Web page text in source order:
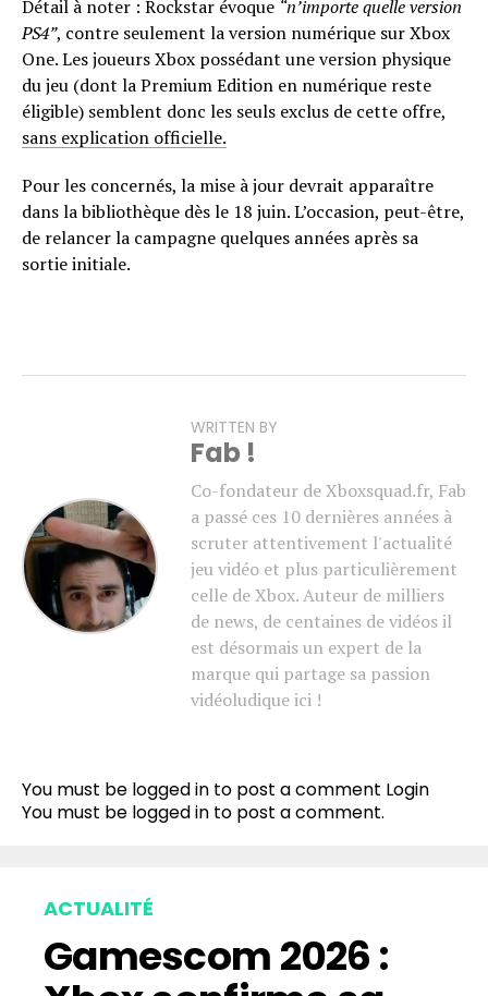
Détail à noter : Rockstar évoque “n’importe quelle version
PS4”, contre seulement la version numérique sur Xbox
One. Les joueurs Xbox possédant une version physique
du jeu (dont la Premium Edition en numérique reste
éligible) semblent donc les seuls exclus de cette offre,
sans explication officielle.
Pour les concernés, la mise à jour devrait apparaître
dans la bibliothèque dès le 18 juin. L’occasion, peut-être,
de relancer la campagne quelques années après sa
sortie initiale.
WRITTEN BY
Fab !
Co-fondateur de Xboxsquad.fr, Fab
a passé ces 10 dernières années à
scruter attentivement l'actualité
jeu vidéo et plus particulièrement
celle de Xbox. Auteur de milliers
de news, de centaines de vidéos il
est désormais un expert de la
marque qui partage sa passion
vidéoludique ici !
You must be logged in to post a comment Login
You must be logged in to post a comment.
ACTUALITÉ
Gamescom 2026 :